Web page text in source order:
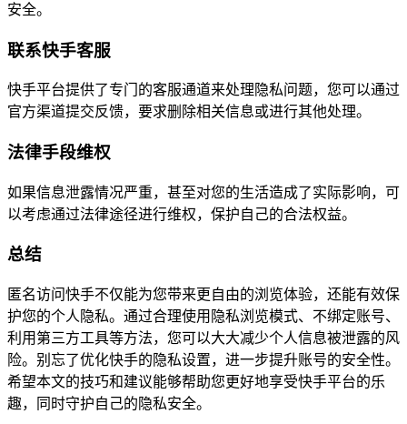
安全。
联系快手客服
快手平台提供了专门的客服通道来处理隐私问题，您可以通过
官方渠道提交反馈，要求删除相关信息或进行其他处理。
法律手段维权
如果信息泄露情况严重，甚至对您的生活造成了实际影响，可
以考虑通过法律途径进行维权，保护自己的合法权益。
总结
匿名访问快手不仅能为您带来更自由的浏览体验，还能有效保
护您的个人隐私。通过合理使用隐私浏览模式、不绑定账号、
利用第三方工具等方法，您可以大大减少个人信息被泄露的风
险。别忘了优化快手的隐私设置，进一步提升账号的安全性。
希望本文的技巧和建议能够帮助您更好地享受快手平台的乐
趣，同时守护自己的隐私安全。